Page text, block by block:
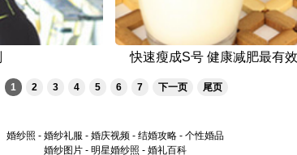
快速瘦成S号 健康减肥最有
1 2 3 4 5 6 7 下一页 尾页
婚纱照 - 婚纱礼服 - 婚庆视频 - 结婚攻略 - 个性婚品
婚纱图片 - 明星婚纱照 - 婚礼百科